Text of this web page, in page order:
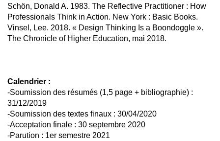
Schön, Donald A. 1983. The Reflective Practitioner : How
Professionals Think in Action. New York : Basic Books.
Vinsel, Lee. 2018. « Design Thinking Is a Boondoggle ».
The Chronicle of Higher Education, mai 2018.
Calendrier :
-Soumission des résumés (1,5 page + bibliographie) :
31/12/2019
-Soumission des textes finaux : 30/04/2020
-Acceptation finale : 30 septembre 2020
-Parution : 1er semestre 2021